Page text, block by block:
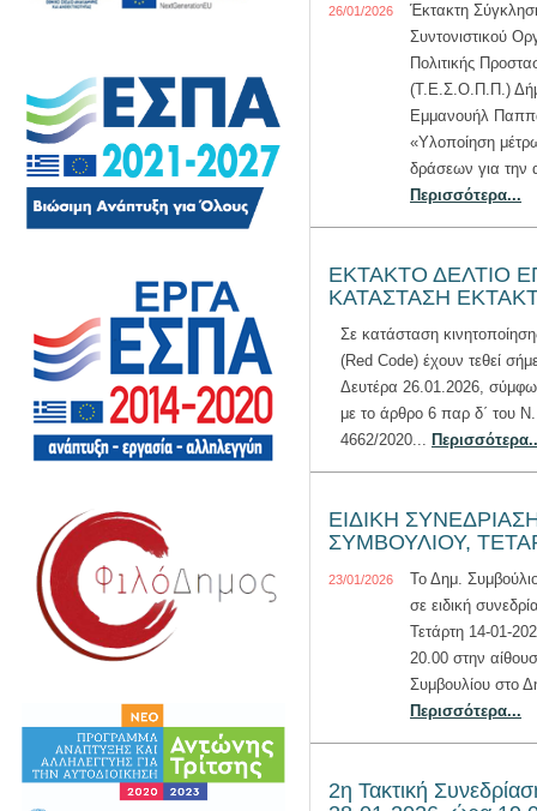
26/01/2026
Έκτακτη
Συντονιστικού
Πολιτικής
(Τ.Ε.Σ.Ο.Π.Π.)
Εμμανουήλ
«Υλοποίηση
δράσεων για την
Περισσότερα...
ΕΚΤΑΚΤΟ ΔΕΛΤΙΟ
ΚΑΤΑΣΤΑΣΗ
Σε κατάσταση
(Red Code) έχουν τεθεί
Δευτέρα 26.01.2026,
με το άρθρο 6 παρ δ΄ του Ν.
4662/2020...
ΕΙΔΙΚΗ
ΣΥΜΒΟΥΛΙΟΥ,
23/01/2026
Το Δημ.
σε ειδική
Τετάρτη 14-01-
20.00 στην
Συμβουλίου στο
Περισσότερα...
2η Τακτική